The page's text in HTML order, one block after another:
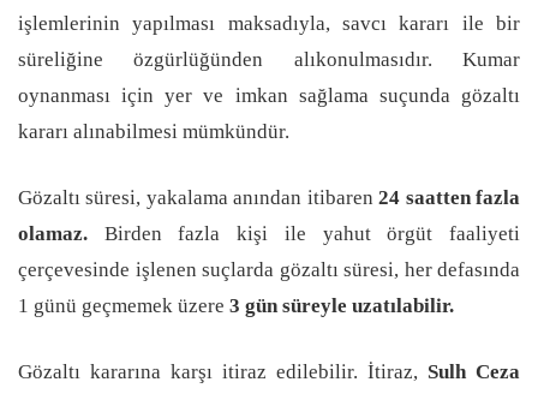
işlemlerinin yapılması maksadıyla, savcı kararı ile bir
süreliğine özgürlüğünden alıkonulmasıdır. Kumar
oynanması için yer ve imkan sağlama suçunda gözaltı
kararı alınabilmesi mümkündür.
Gözaltı süresi, yakalama anından itibaren24 saatten fazla
olamaz. Birden fazla kişi ile yahut örgüt faaliyeti
çerçevesinde işlenen suçlarda gözaltı süresi, her defasında
1 günü geçmemek üzere 3 gün süreyle uzatılabilir.
Gözaltı kararına karşı itiraz edilebilir. İtiraz, Sulh Ceza